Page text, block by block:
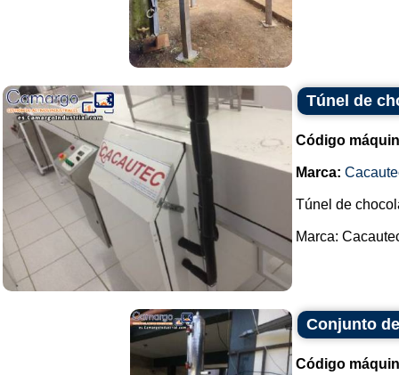
Túnel de
Código
Marca:
Túnel de
Marca:
Conjunto
Código